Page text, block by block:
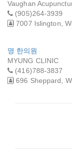
Vaughan
(905)264-3939
7007 Islington,
명 한의원
MYUNG CLINIC
(416)788-3837
696 Sheppard,